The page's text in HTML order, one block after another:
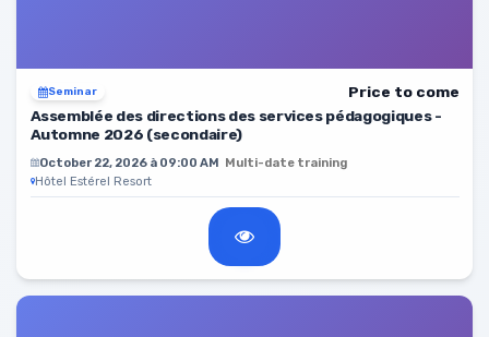
Seminar
Price to come
Assemblée des directions des services pédagogiques -
Automne 2026 (secondaire)
October 22, 2026 à 09:00 AM Multi-date training
Hôtel Estérel Resort